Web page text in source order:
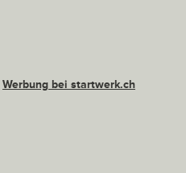
Werbung bei startwerk.ch